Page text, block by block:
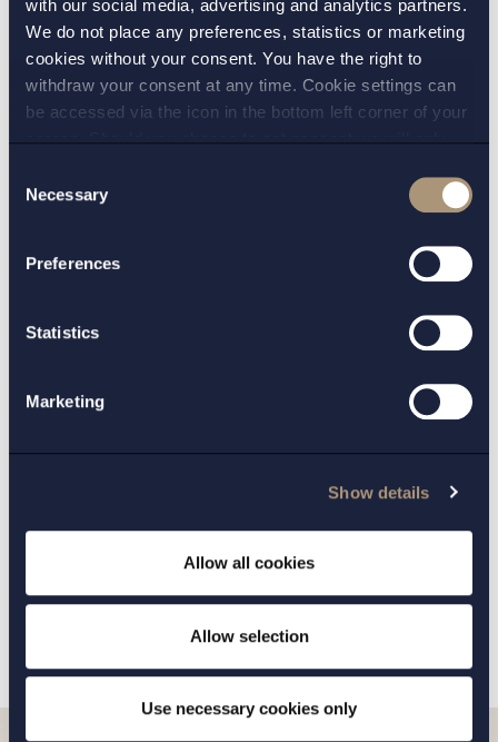
with our social media, advertising and analytics partners.
We do not place any preferences, statistics or marketing
cookies without your consent. You have the right to
withdraw your consent at any time. Cookie settings can
be accessed via the icon in the bottom left corner of your
screen. Should you choose to not consent we will only
andprivacy policy
for more details on cookies and our
Selection
Necessary
Preferences
Statistics
Marketing
Show details
Allow all cookies
Allow selection
Use necessary cookies only
Uppdrag
Uppdrag
vid investering i Gimmersta Wallpaper
Uppdrag
Visa alla uppdrag